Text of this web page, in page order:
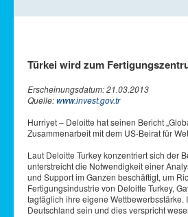
Türkei wird zum
Erscheinungsdatum: 21.03.2013
Quelle:www.invest.gov.tr
Hurriyet – Deloitte hat seinen Bericht
Zusammenarbeit mit dem US-Beirat für
Laut Deloitte Turkey konzentriert sich der
unterstreicht die Notwendigkeit einer
und Support im Ganzen beschäftigt, um
Fertigungsindustrie von Deloitte Turkey,
tagtäglich ihre eigene
Deutschland sein und dies verspricht